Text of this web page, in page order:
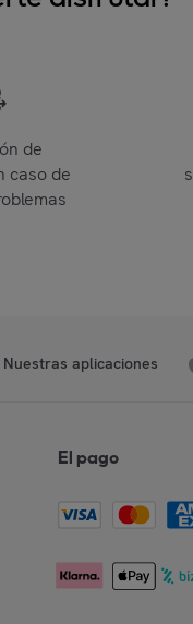
de
caso de
Nuestras aplicaciones
El pago